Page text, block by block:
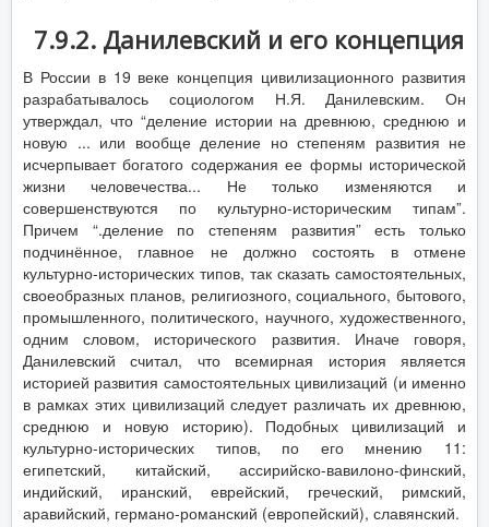
7.9.2. Данилевский и его концепция
В России в 19 веке концепция цивилизационного развития
разрабатывалось социологом Н.Я. Данилевским. Он
утверждал, что “деление истории на древнюю, среднюю и
новую ... или вообще деление но степеням развития не
исчерпывает богатого содержания ее формы исторической
жизни человечества... Не только изменяются и
совершенствуются по культурно-историческим типам”.
Причем “.деление по степеням развития” есть только
подчинённое, главное не должно состоять в отмене
культурно-исторических типов, так сказать самостоятельных,
своеобразных планов, религиозного, социального, бытового,
промышленного, политического, научного, художественного,
одним словом, исторического развития. Иначе говоря,
Данилевский считал, что всемирная история является
историей развития самостоятельных цивилизаций (и именно
в рамках этих цивилизаций следует различать их древнюю,
среднюю и новую историю). Подобных цивилизаций и
культурно-исторических типов, по его мнению 11:
египетский, китайский, ассирийско-вавилоно-финский,
индийский, иранский, еврейский, греческий, римский,
аравийский, германо-романский (европейский), славянский.